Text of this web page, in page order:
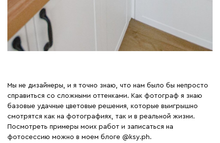
Мы не дизайнеры, и я точно знаю, что нам было бы непросто
справиться со сложными оттенками. Как фотограф я знаю
базовые удачные цветовые решения, которые выигрышно
смотрятся как на фотографиях, так и в реальной жизни.
Посмотреть примеры моих работ и записаться на
фотосессию можно в моем блоге @ksy.ph.